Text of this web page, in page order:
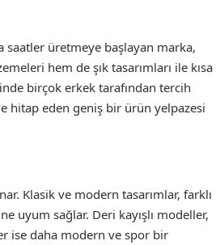
saatler üretmeye başlayan marka,
hem de şık tasarımları ile kısa
birçok erkek tarafından tercih
hitap eden geniş bir ürün yelpazesi
Klasik ve modern tasarımlar, farklı
uyum sağlar. Deri kayışlı modeller,
ise daha modern ve spor bir